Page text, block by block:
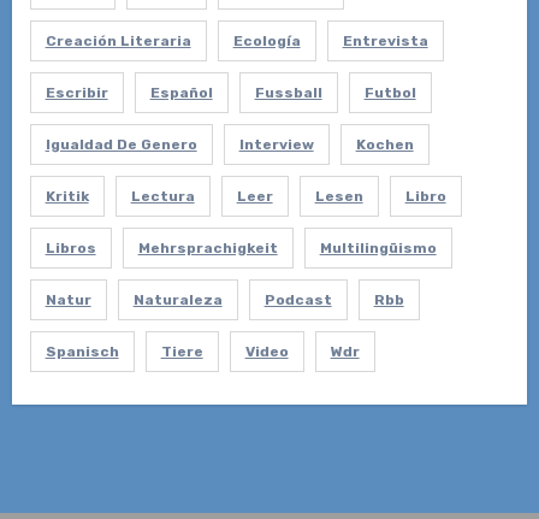
Creación Literaria Ecología Entrevista
Escribir Español Fussball Futbol
Igualdad De Genero Interview Kochen
Kritik Lectura Leer Lesen Libro
Libros Mehrsprachigkeit Multilingüismo
Natur Naturaleza Podcast Rbb
Spanisch Tiere Video Wdr